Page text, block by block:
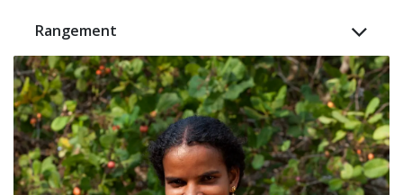
Rangement